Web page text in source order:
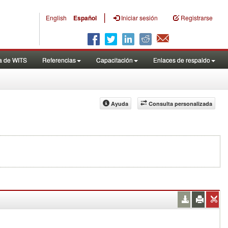
English Español | Iniciar sesión Registrarse
de WITS Referencias Capacitación Enlaces de respaldo
Consulta personalizada
Ayuda